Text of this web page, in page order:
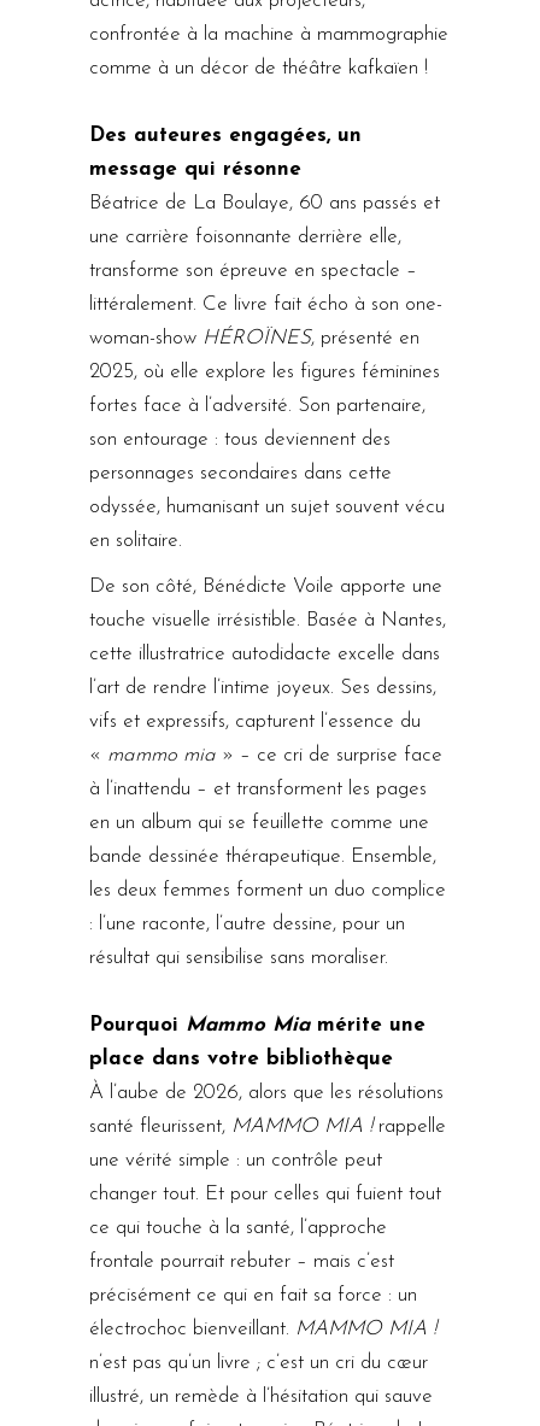
confrontée à la machine à mammographie
comme à un décor de théâtre kafkaïen !
Des auteures engagées, un
message qui résonne
Béatrice de La Boulaye, 60 ans passés et
une carrière foisonnante derrière elle,
transforme son épreuve en spectacle –
littéralement. Ce livre fait écho à son one-
woman-show HÉROÏNES, présenté en
2025, où elle explore les figures féminines
fortes face à l’adversité. Son partenaire,
son entourage : tous deviennent des
personnages secondaires dans cette
odyssée, humanisant un sujet souvent vécu
en solitaire.
De son côté, Bénédicte Voile apporte une
touche visuelle irrésistible. Basée à Nantes,
cette illustratrice autodidacte excelle dans
l’art de rendre l’intime joyeux. Ses dessins,
vifs et expressifs, capturent l’essence du
« mammo mia » – ce cri de surprise face
à l’inattendu – et transforment les pages
en un album qui se feuillette comme une
bande dessinée thérapeutique. Ensemble,
les deux femmes forment un duo complice
: l’une raconte, l’autre dessine, pour un
résultat qui sensibilise sans moraliser.
Pourquoi Mammo Miamérite une
place dans votre bibliothèque
À l’aube de 2026, alors que les résolutions
santé fleurissent, MAMMO MIA !rappelle
une vérité simple : un contrôle peut
changer tout. Et pour celles qui fuient tout
ce qui touche à la santé, l’approche
frontale pourrait rebuter – mais c’est
précisément ce qui en fait sa force : un
électrochoc bienveillant. MAMMO MIA !
n’est pas qu’un livre ; c’est un cri du cœur
illustré, un remède à l’hésitation qui sauve